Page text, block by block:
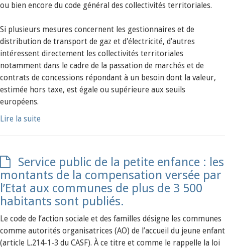
ou bien encore du code général des collectivités territoriales.
Si plusieurs mesures concernent les gestionnaires et de
distribution de transport de gaz et d'électricité, d'autres
intéressent directement les collectivités territoriales
notamment dans le cadre de la passation de marchés et de
contrats de concessions répondant à un besoin dont la valeur,
estimée hors taxe, est égale ou supérieure aux seuils
européens.
Lire la suite
Service public de la petite enfance : les
montants de la compensation versée par
l’Etat aux communes de plus de 3 500
habitants sont publiés.
Le code de l’action sociale et des familles désigne les communes
comme autorités organisatrices (AO) de l’accueil du jeune enfant
(article L.214-1-3 du CASF). À ce titre et comme le rappelle la loi